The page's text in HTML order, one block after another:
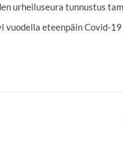
urheiluseura tunnustus
eteenpäin Covid-